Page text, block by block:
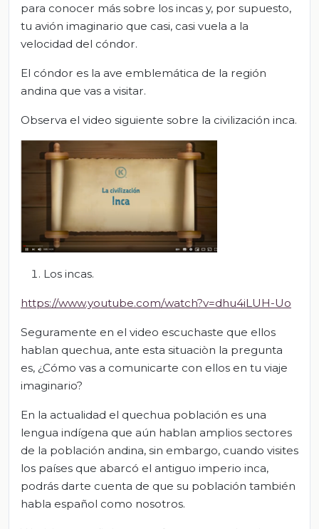
para conocer más sobre los incas y, por supuesto,
tu avión imaginario que casi, casi vuela a la
velocidad del cóndor.
El cóndor es la ave emblemática de la región
andina que vas a visitar.
Observa el video siguiente sobre la civilización inca.
Los incas.
https://www.youtube.com/watch?v=dhu4iLUH-Uo
Seguramente en el video escuchaste que ellos
hablan quechua, ante esta situaciòn la pregunta
es, ¿Cómo vas a comunicarte con ellos en tu viaje
imaginario?
En la actualidad el quechua población es una
lengua indígena que aún hablan amplios sectores
de la población andina, sin embargo, cuando visites
los países que abarcó el antiguo imperio inca,
podrás darte cuenta de que su población también
habla español como nosotros.